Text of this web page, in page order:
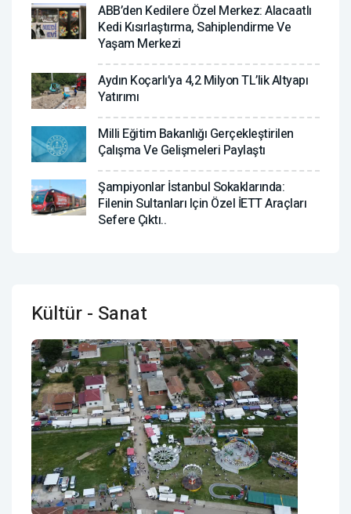
ABB’den Kedilere Özel Merkez: Alacaatlı
Kedi Kısırlaştırma, Sahiplendirme Ve
Yaşam Merkezi
Aydın Koçarlı’ya 4,2 Milyon TL’lik Altyapı
Yatırımı
Milli Eğitim Bakanlığı Gerçekleştirilen
Çalışma Ve Gelişmeleri Paylaştı
Şampiyonlar İstanbul Sokaklarında:
Filenin Sultanları Için Özel İETT Araçları
Sefere Çıktı..
Kültür - Sanat